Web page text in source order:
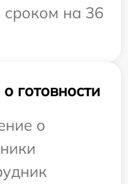
сроком на 36
готовности
о